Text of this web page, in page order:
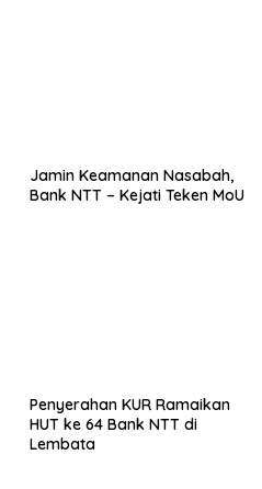
Jamin Keamanan Nasabah,
Bank NTT – Kejati Teken MoU
Penyerahan KUR Ramaikan
HUT ke 64 Bank NTT di
Lembata